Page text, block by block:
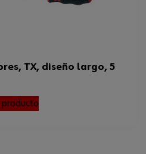
TX, diseño largo, 5
producto